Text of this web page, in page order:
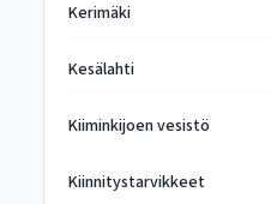
Kerimäki
Kesälahti
Kiiminkijoen vesistö
Kiinnitystarvikkeet